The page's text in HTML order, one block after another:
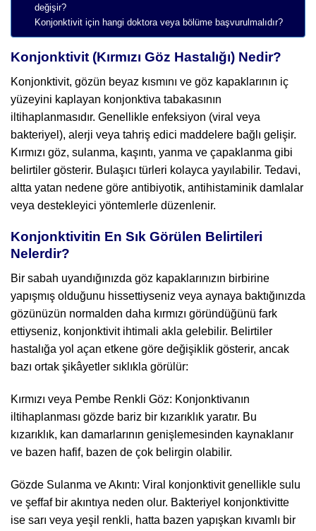
değişir?
Konjonktivit için hangi doktora veya bölüme başvurulmalıdır?
Konjonktivit (Kırmızı Göz Hastalığı) Nedir?
Konjonktivit, gözün beyaz kısmını ve göz kapaklarının iç
yüzeyini kaplayan konjonktiva tabakasının
iltihaplanmasıdır. Genellikle enfeksiyon (viral veya
bakteriyel), alerji veya tahriş edici maddelere bağlı gelişir.
Kırmızı göz, sulanma, kaşıntı, yanma ve çapaklanma gibi
belirtiler gösterir. Bulaşıcı türleri kolayca yayılabilir. Tedavi,
altta yatan nedene göre antibiyotik, antihistaminik damlalar
veya destekleyici yöntemlerle düzenlenir.
Konjonktivitin En Sık Görülen Belirtileri
Nelerdir?
Bir sabah uyandığınızda göz kapaklarınızın birbirine
yapışmış olduğunu hissettiyseniz veya aynaya baktığınızda
gözünüzün normalden daha kırmızı göründüğünü fark
ettiyseniz, konjonktivit ihtimali akla gelebilir. Belirtiler
hastalığa yol açan etkene göre değişiklik gösterir, ancak
bazı ortak şikâyetler sıklıkla görülür:
Kırmızı veya Pembe Renkli Göz: Konjonktivanın
iltihaplanması gözde bariz bir kızarıklık yaratır. Bu
kızarıklık, kan damarlarının genişlemesinden kaynaklanır
ve bazen hafif, bazen de çok belirgin olabilir.
Gözde Sulanma ve Akıntı: Viral konjonktivit genellikle sulu
ve şeffaf bir akıntıya neden olur. Bakteriyel konjonktivitte
ise sarı veya yeşil renkli, hatta bazen yapışkan kıvamlı bir